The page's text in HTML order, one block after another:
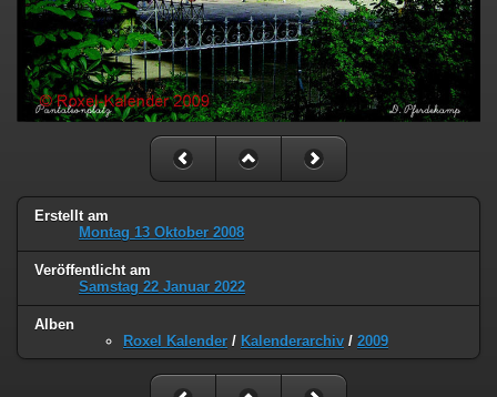
Erstellt am
Montag 13 Oktober 2008
Veröffentlicht am
Samstag 22 Januar 2022
Alben
Roxel Kalender / Kalenderarchiv / 2009